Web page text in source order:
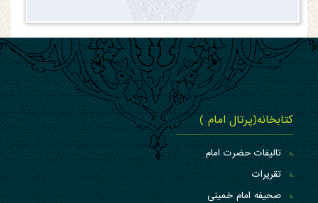
کتابخانه(پرتال امام )
تالیفات حضرت امام
تقریرات
صحیفه امام خمینی